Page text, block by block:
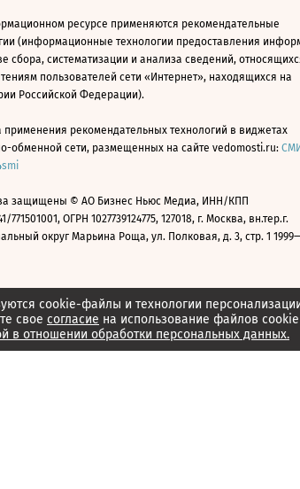
cookie-файлы и технологии
свое согласие на использование файлов
в отношении обработки персональных данных.
ресурсе применяются рекомендательные
(информационные технологии предоставления
сбора, систематизации и анализа сведений,
пользователей сети «Интернет», находящихся на
Российской Федерации).
применения рекомендательных технологий в виджетах
обменной сети, размещенных на сайте vedomosti.ru:
защищены © АО Бизнес Ньюс Медиа, ИНН/КПП
771501001, ОГРН 1027739124775, 127018, г. Москва, вн.тер.г.
округ Марьина Роща, ул. Полковая, д. 3, стр. 1